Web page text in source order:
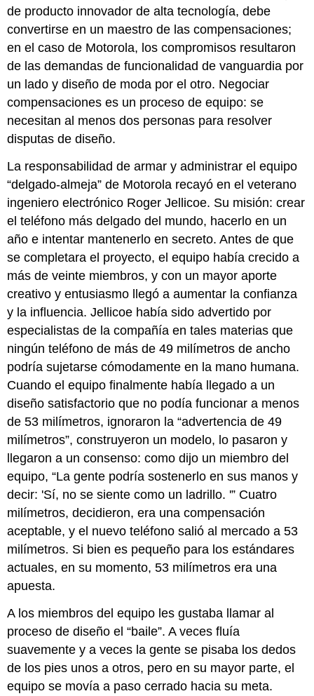
de producto innovador de alta tecnología, debe
convertirse en un maestro de las compensaciones;
en el caso de Motorola, los compromisos resultaron
de las demandas de funcionalidad de vanguardia por
un lado y diseño de moda por el otro. Negociar
compensaciones es un proceso de equipo: se
necesitan al menos dos personas para resolver
disputas de diseño.
La responsabilidad de armar y administrar el equipo
“delgado-almeja” de Motorola recayó en el veterano
ingeniero electrónico Roger Jellicoe. Su misión: crear
el teléfono más delgado del mundo, hacerlo en un
año e intentar mantenerlo en secreto. Antes de que
se completara el proyecto, el equipo había crecido a
más de veinte miembros, y con un mayor aporte
creativo y entusiasmo llegó a aumentar la confianza
y la influencia. Jellicoe había sido advertido por
especialistas de la compañía en tales materias que
ningún teléfono de más de 49 milímetros de ancho
podría sujetarse cómodamente en la mano humana.
Cuando el equipo finalmente había llegado a un
diseño satisfactorio que no podía funcionar a menos
de 53 milímetros, ignoraron la “advertencia de 49
milímetros”, construyeron un modelo, lo pasaron y
llegaron a un consenso: como dijo un miembro del
equipo, “La gente podría sostenerlo en sus manos y
decir: 'Sí, no se siente como un ladrillo. '” Cuatro
milímetros, decidieron, era una compensación
aceptable, y el nuevo teléfono salió al mercado a 53
milímetros. Si bien es pequeño para los estándares
actuales, en su momento, 53 milímetros era una
apuesta.
A los miembros del equipo les gustaba llamar al
proceso de diseño el “baile”. A veces fluía
suavemente y a veces la gente se pisaba los dedos
de los pies unos a otros, pero en su mayor parte, el
equipo se movía a paso cerrado hacia su meta.